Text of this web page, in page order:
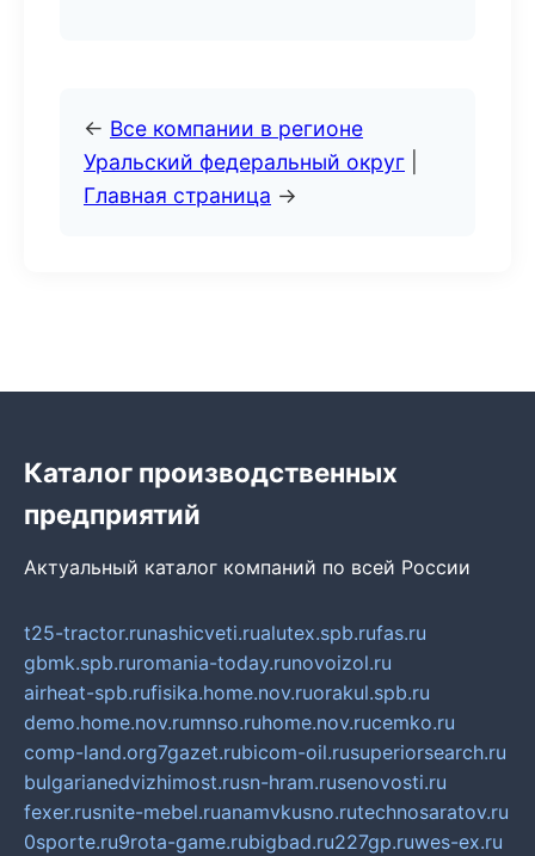
← Все компании в регионе
Уральский федеральный округ
Главная страница →
Каталог производственных
предприятий
Актуальный каталог компаний по всей России
t25-tractor.runashicveti.rualutex.spb.rufas.ru
gbmk.spb.ruromania-today.runovoizol.ru
airheat-spb.rufisika.home.nov.ruorakul.spb.ru
demo.home.nov.rumnso.ruhome.nov.rucemko.ru
comp-land.org7gazet.rubicom-oil.rusuperiorsearch.ru
bulgarianedvizhimost.rusn-hram.rusenovosti.ru
fexer.rusnite-mebel.ruanamvkusno.rutechnosaratov.ru
0sporte.ru9rota-game.rubigbad.ru227gp.ruwes-ex.ru